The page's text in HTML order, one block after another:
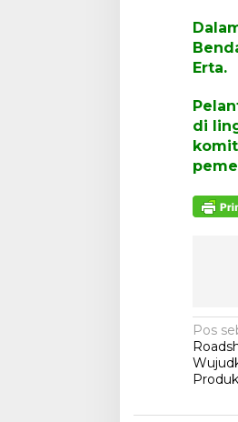
Erta.
di
N
a
v
i
Pos